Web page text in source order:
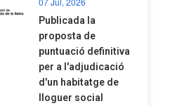
​Publicada la
proposta de
puntuació definitiva
per a l'adjudicació
d'un habitatge de
lloguer social